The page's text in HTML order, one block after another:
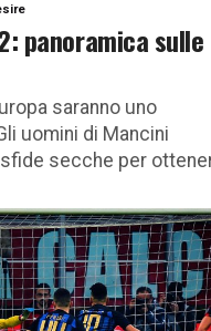
panoramica sulle
saranno uno
uomini di Mancini
secche per